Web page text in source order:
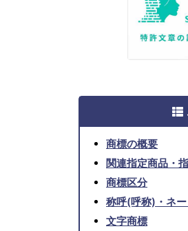
商標の概要
関連指定商品・
商標区分
称呼(呼称)・ネ
文字商標